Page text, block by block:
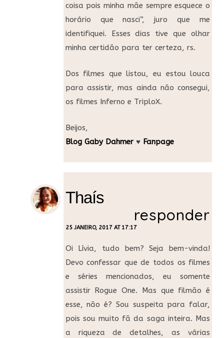
coisa pois minha mãe sempre esquece o
horário que nasci”, juro que me
identifiquei. Esses dias tive que olhar
minha certidão para ter certeza, rs.
Dos filmes que listou, eu estou louca
para assistir, mas ainda não consegui,
os filmes Inferno e TriploX.
Beijos,
Blog Gaby Dahmer♥ Fanpage
Thaís
25 JANEIRO, 2017 AT 17:17
responder
Oi Lívia, tudo bem? Seja bem-vinda!
Devo confessar que de todos os filmes
e séries mencionados, eu somente
assistir Rogue One. Mas que filmão é
esse, não é? Sou suspeita para falar,
pois sou muito fã da saga inteira. Mas
a riqueza de detalhes, as várias